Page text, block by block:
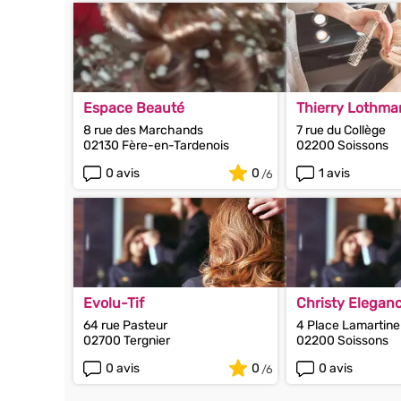
Espace Beauté
8 rue des Marchands
02130 Fère-en-Tardenois
0 avis
0
Thierry
7 rue du Collège
02200 Soissons
1 avis
Evolu-Tif
64 rue Pasteur
02700 Tergnier
0 avis
0
Christy
4 Place Lamartine
02200 Soissons
0 avis